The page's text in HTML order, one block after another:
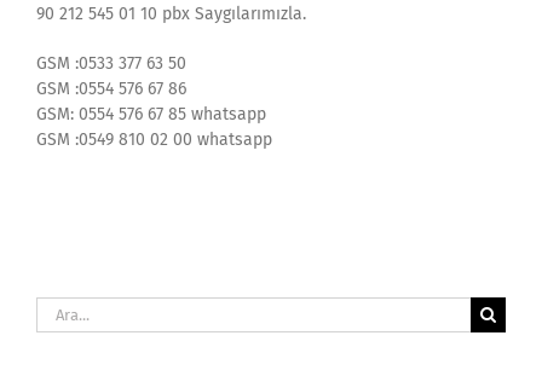
90 212 545 01 10 pbx Saygılarımızla.
GSM :0533 377 63 50
GSM :0554 576 67 86
GSM: 0554 576 67 85 whatsapp
GSM :0549 810 02 00 whatsapp
Ara: